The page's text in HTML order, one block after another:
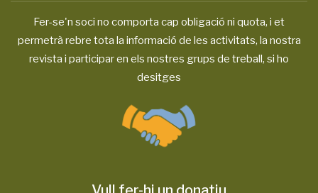
Fer-se'n soci no comporta cap obligació ni quota, i et
permetrà rebre tota la informació de les activitats, la nostra
revista i participar en els nostres grups de treball, si ho
desitges